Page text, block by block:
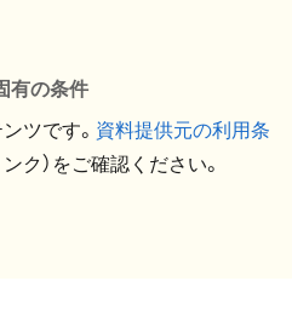
有の条件
ツです。 資料提供元の利用条
ク）をご確認ください。